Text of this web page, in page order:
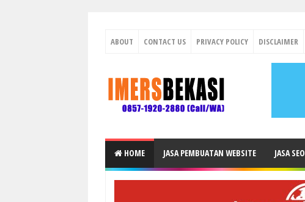
ABOUT CONTACT US PRIVACY POLICY DISCLAIMER
HOME JASA PEMBUATAN WEBSITE JASA SEO